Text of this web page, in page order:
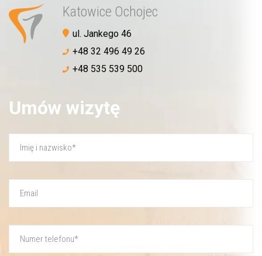
Katowice Ochojec
ul. Jankego 46
+48 32 496 49 26
+48 535 539 500
Umów wizytę
politykę prywatności